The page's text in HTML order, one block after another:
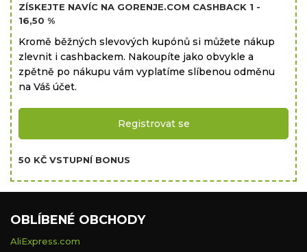
ZÍSKEJTE NAVÍC NA GORENJE.COM CASHBACK 1 -
16,50 %
Kromě běžných slevových kupónů si můžete nákup
zlevnit i cashbackem. Nakoupíte jako obvykle a
zpětně po nákupu vám vyplatíme slíbenou odměnu
na Váš účet.
Registrovat se
50 KČ VSTUPNÍ BONUS
OBLÍBENÉ OBCHODY
AliExpress.com